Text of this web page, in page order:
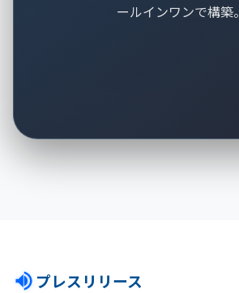
ールインワンで構築。
プレスリリース